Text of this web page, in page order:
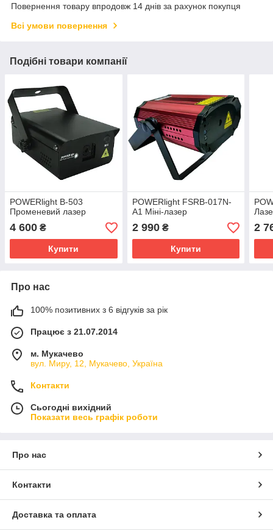
Повернення товару впродовж 14 днів за рахунок покупця
Всі умови повернення
Подібні товари компанії
POWERlight B-503
Променевий лазер
4 600 ₴
Купити
POWERlight FSRB-017N-
A1 Міні-лазер
2 990₴
Купити
2
Про нас
100% позитивних з 6 відгуків за рік
Працює з 21.07.2014
м. Мукачево
вул. Миру, 12, Мукачево, Україна
Контакти
Сьогодні вихідний
Показати весь графік роботи
Про нас
Контакти
Доставка та оплата